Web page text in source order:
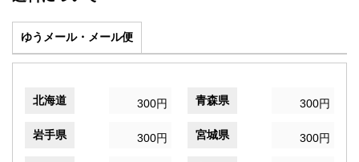
ゆうメール・メール便
北海道 300円 青森県 300円
岩手県 300円 宮城県 300円